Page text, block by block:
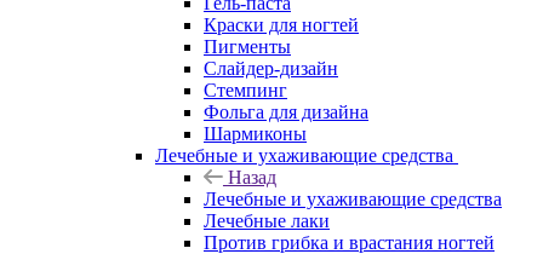
Краски для ногтей
Пигменты
Слайдер-дизайн
Стемпинг
Фольга для дизайна
Шармиконы
Лечебные и ухаживающие средства
Назад
Лечебные и ухаживающие средства
Лечебные лаки
Против грибка и врастания ногтей